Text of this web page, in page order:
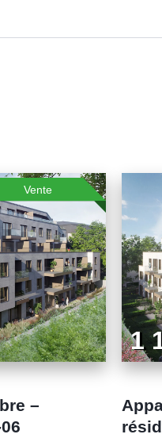
Vente
–
1